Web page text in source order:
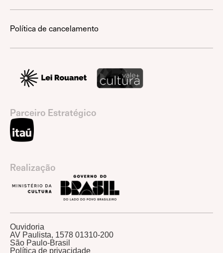
Política de cancelamento
Parceiro Estratégico
Realização
Ouvidoria
AV Paulista, 1578 01310-200
São Paulo-Brasil
Política de privacidade